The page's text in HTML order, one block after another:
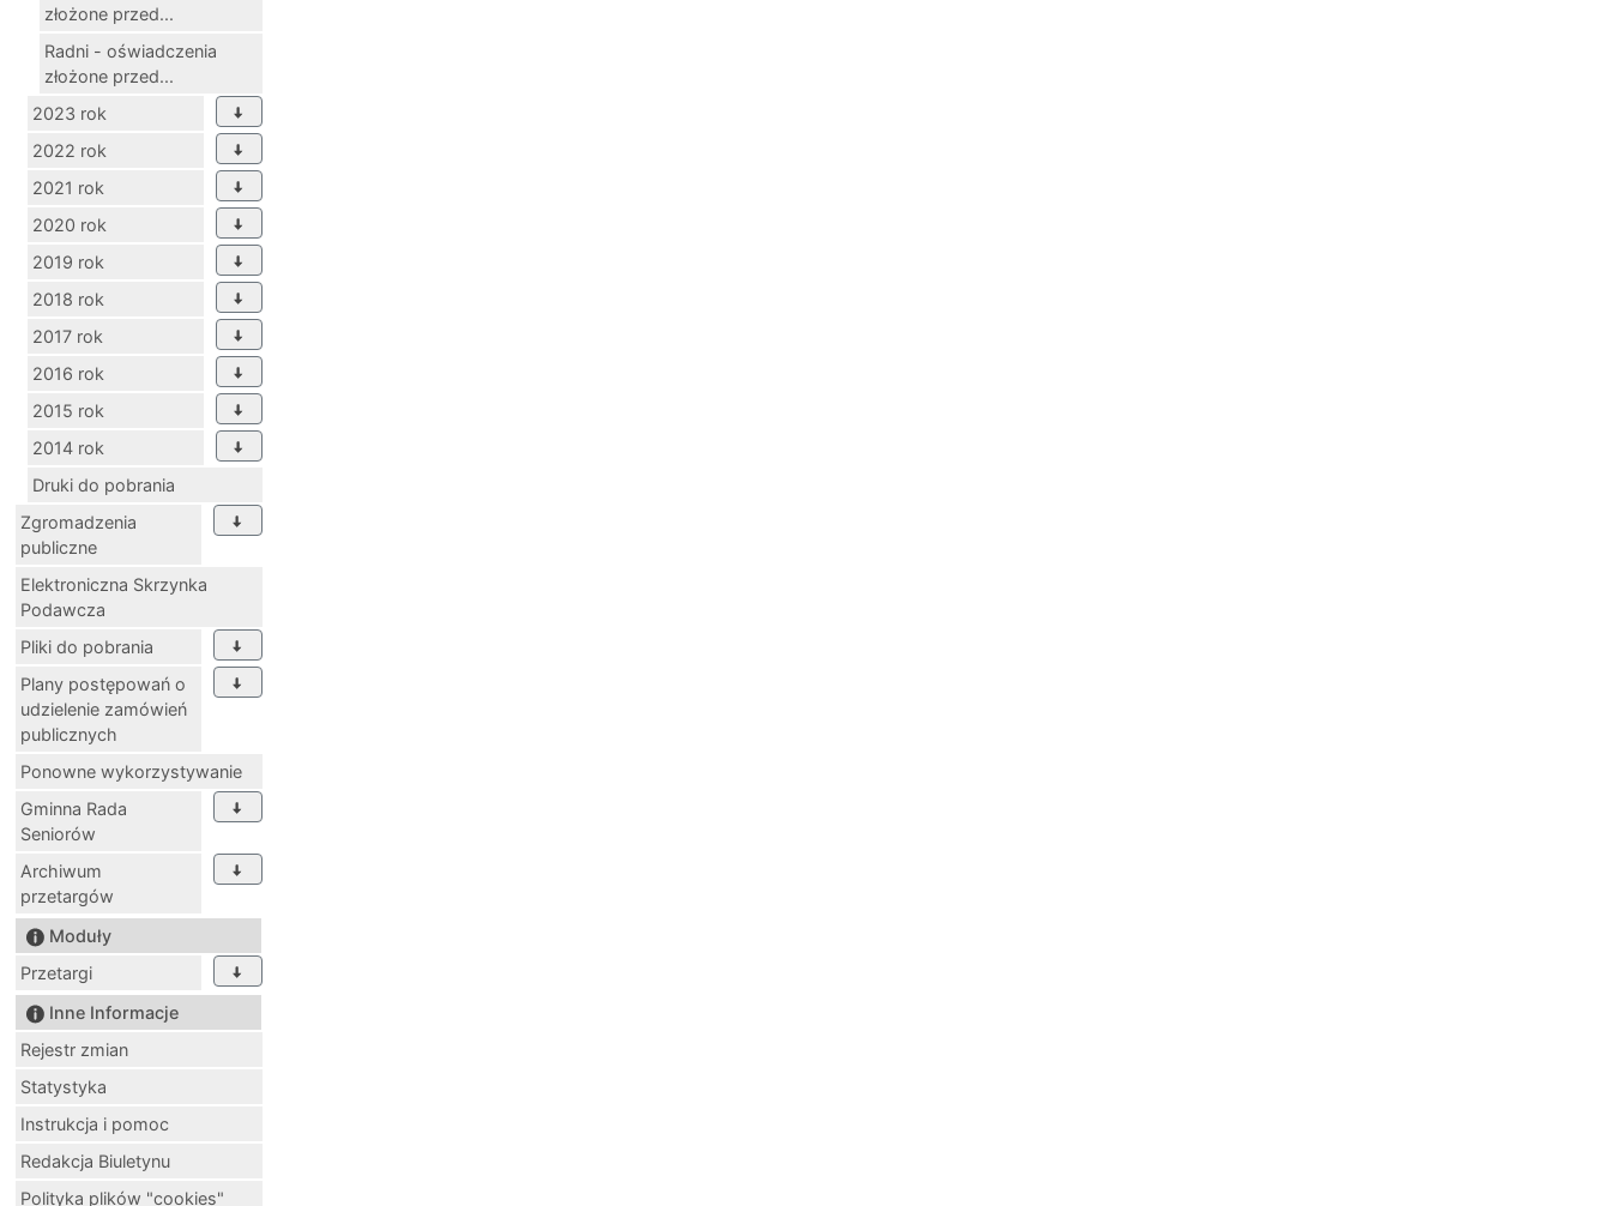
złożone przed...
Radni - oświadczenia
złożone przed...
2023 rok
2022 rok
2021 rok
2020 rok
2019 rok
2018 rok
2017 rok
2016 rok
2015 rok
2014 rok
Druki do pobrania
Zgromadzenia
publiczne
Elektroniczna Skrzynka
Podawcza
Pliki do pobrania
Plany postępowań o
udzielenie zamówień
publicznych
Ponowne wykorzystywanie
Gminna Rada
Seniorów
Archiwum
przetargów
Moduły
Przetargi
Inne Informacje
Rejestr zmian
Statystyka
Instrukcja i pomoc
Redakcja Biuletynu
Polityka plików "cookies"